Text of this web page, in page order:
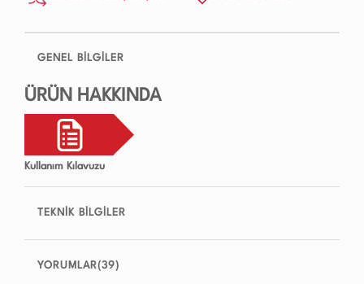
GENEL BİLGİLER
ÜRÜN HAKKINDA
Kullanım Kılavuzu
TEKNİK BİLGİLER
YORUMLAR(39)